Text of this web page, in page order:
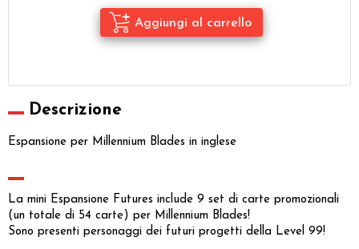
Descrizione
Espansione per Millennium Blades in inglese
La mini Espansione Futures include 9 set di carte promozionali
(un totale di 54 carte) per Millennium Blades!
Sono presenti personaggi dei futuri progetti della Level 99!